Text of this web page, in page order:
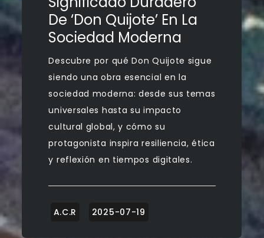
De ‘Don Quijote’ En La
Sociedad Moderna
Descubre por qué Don Quijote sigue
siendo una obra esencial en la
sociedad moderna: desde sus temas
universales hasta su impacto
cultural global, y cómo su
protagonista inspira resiliencia, ética
y reflexión en tiempos digitales.